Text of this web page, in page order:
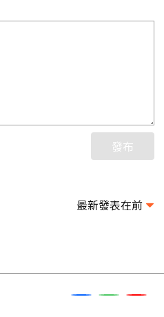
發布
最新發表在前